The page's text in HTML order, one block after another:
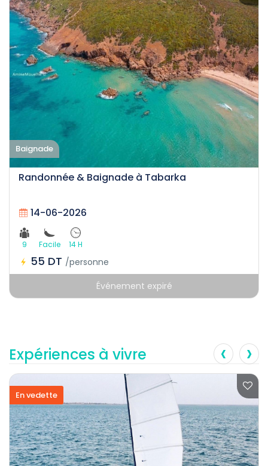
Baignade
Randonnée & Baignade à Tabarka
14-06-2026
9 Facile 14 H
55 DT /personne
Événement expiré
Expériences à vivre
En vedette
‹ ›